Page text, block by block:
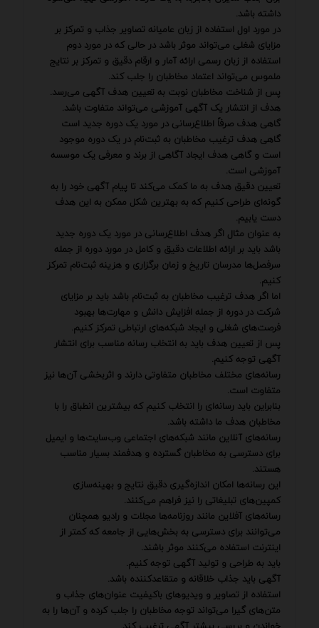
داشته باشد.
در مورد اول استفاده از زبان عامیانه تصاویر جذاب و تمرکز بر
مزایای شغلی می‌تواند موثر باشد در حالی که در مورد دوم
استفاده از زبان رسمی ارائه آمار و ارقام دقیق و تمرکز بر نتایج
ملموس می‌تواند اعتماد مخاطبان را جلب کند.
پس از شناخت مخاطبان نوبت به تعیین هدف آگهی می‌رسد.
هدف از انتشار یک آگهی آموزشی می‌تواند متفاوت باشد.
گاهی هدف صرفاً اطلاع‌رسانی در مورد یک دوره جدید است
گاهی هدف ترغیب مخاطبان به ثبت‌نام در یک دوره موجود
است و گاهی هدف ایجاد آگاهی از برند و معرفی یک موسسه
آموزشی است.
تعیین دقیق هدف به ما کمک می‌کند تا پیام آگهی خود را به
گونه‌ای طراحی کنیم که به بهترین شکل ممکن به این هدف
دست یابیم.
به عنوان مثال اگر هدف اطلاع‌رسانی در مورد یک دوره جدید
باشد باید بر ارائه اطلاعات دقیق و کامل در مورد دوره از جمله
سرفصل‌ها مدرسان تاریخ و زمان برگزاری و هزینه ثبت‌نام تمرکز
کنیم.
اما اگر هدف ترغیب مخاطبان به ثبت‌نام باشد باید بر مزایای
شرکت در دوره از جمله افزایش دانش و مهارت‌ها بهبود
فرصت‌های شغلی و ایجاد شبکه‌های ارتباطی تمرکز کنیم.
پس از تعیین هدف باید به انتخاب رسانه مناسب برای انتشار
آگهی توجه کنیم.
رسانه‌های مختلف مخاطبان متفاوتی دارند و اثربخشی آن‌ها نیز
متفاوت است.
بنابراین باید رسانه‌ای را انتخاب کنیم که بیشترین انطباق را با
مخاطبان هدف ما داشته باشد.
رسانه‌های آنلاین مانند شبکه‌های اجتماعی وب‌سایت‌ها و ایمیل
برای دسترسی به مخاطبان گسترده و هدفمند بسیار مناسب
هستند.
این رسانه‌ها امکان اندازه‌گیری دقیق نتایج و بهینه‌سازی
کمپین‌های تبلیغاتی را نیز فراهم می‌کنند.
رسانه‌های آفلاین مانند روزنامه‌ها مجلات و رادیو همچنان
می‌توانند برای دسترسی به بخش‌هایی از جامعه که کمتر از
اینترنت استفاده می‌کنند موثر باشند.
باید به طراحی و تولید آگهی توجه کنیم.
آگهی باید جذاب خلاقانه و متقاعدکننده باشد.
استفاده از تصاویر و ویدیوهای باکیفیت عنوان‌های جذاب و
متن‌های گیرا می‌تواند توجه مخاطبان را جلب کرده و آن‌ها را به